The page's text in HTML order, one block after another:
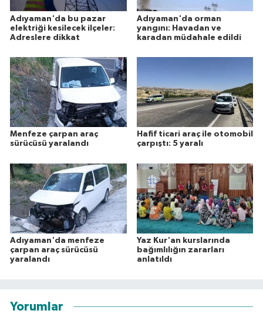
Adıyaman'da bu pazar
elektriği kesilecek ilçeler:
Adreslere dikkat
Adıyaman'da orman
yangını: Havadan ve
karadan müdahale edildi
Menfeze çarpan araç
sürücüsü yaralandı
Hafif ticari araç ile otomobil
çarpıştı: 5 yaralı
Adıyaman'da menfeze
çarpan araç sürücüsü
yaralandı
Yaz Kur'an kurslarında
bağımlılığın zararları
anlatıldı
Yorumlar